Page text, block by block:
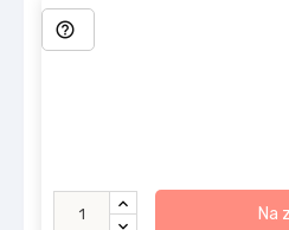
help_outline
Na